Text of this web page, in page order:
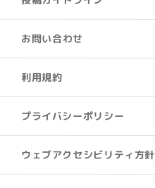
お問い合わせ
利用規約
プライバシーポリシー
ウェブアクセシビリティ方針